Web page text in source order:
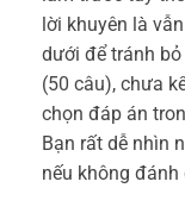
lời khuyên là
dưới để tránh
(50 câu), chưa
chọn đáp án
Bạn rất dễ nhìn
nếu không đánh